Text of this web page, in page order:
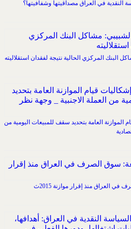
في العراق مصداقيتها وشفافيتها؟
البنك المركزي الحالية نتيجة لفقدان استقلاليته
الموازنة العامة بتحديد سقف للمبيعات اليومية من
العراق منذ إقرار موازنة 2015ث